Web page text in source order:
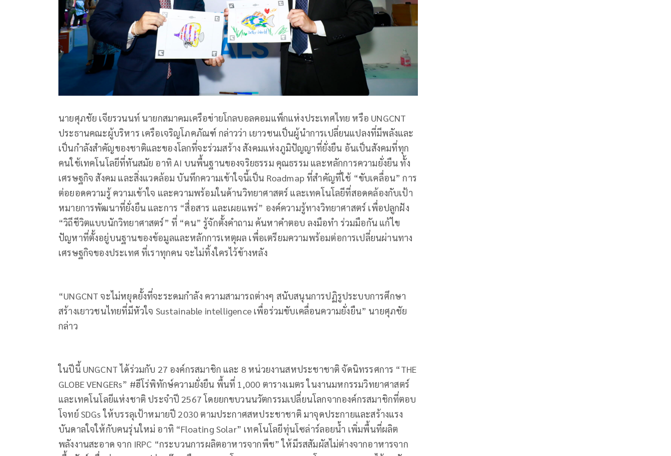
นายศุภชัย เจียรวนนท์ นายกสมาคมเครือข่ายโกลบอลคอมแพ็กแห่งประเทศไทย หรือ UNGCNT
ประธานคณะผู้บริหาร เครือเจริญโภคภัณฑ์ กล่าวว่า เยาวชนเป็นผู้นำการเปลี่ยนแปลงที่มีพลังและ
เป็นกำลังสำคัญของชาติและของโลกที่จะร่วมสร้าง สังคมแห่งภูมิปัญญาที่ยั่งยืน อันเป็นสังคมที่ทุก
คนใช้เทคโนโลยีที่ทันสมัย อาทิ AI บนพื้นฐานของจริยธรรม คุณธรรม และหลักการความยั่งยืน ทั้ง
เศรษฐกิจ สังคม และสิ่งแวดล้อม บันทึกความเข้าใจนี้เป็น Roadmap ที่สำคัญที่ใช้ “ขับเคลื่อน” การ
ต่อยอดความรู้ ความเข้าใจ และความพร้อมในด้านวิทยาศาสตร์ และเทคโนโลยีที่สอดคล้องกับเป้า
หมายการพัฒนาที่ยั่งยืน และการ “สื่อสาร และเผยแพร่” องค์ความรู้ทางวิทยาศาสตร์ เพื่อปลูกฝัง
“วิถีชีวิตแบบนักวิทยาศาสตร์” ที่ “คน” รู้จักตั้งคำถาม ค้นหาคำตอบ ลงมือทำ ร่วมมือกัน แก้ไข
ปัญหาที่ตั้งอยู่บนฐานของข้อมูลและหลักการเหตุผล เพื่อเตรียมความพร้อมต่อการเปลี่ยนผ่านทาง
เศรษฐกิจของประเทศ ที่เราทุกคน จะไม่ทิ้งใครไว้ข้างหลัง
“UNGCNT จะไม่หยุดยั้งที่จะระดมกำลัง ความสามารถต่างๆ สนับสนุนการปฏิรูประบบการศึกษา
สร้างเยาวชนไทยที่มีหัวใจ Sustainable intelligence เพื่อร่วมขับเคลื่อนความยั่งยืน” นายศุภชัย
กล่าว
ในปีนี้ UNGCNT ได้ร่วมกับ 27 องค์กรสมาชิก และ 8 หน่วยงานสหประชาชาติ จัดนิทรรศการ “THE
GLOBE VENGERs” #ฮีโร่พิทักษ์ความยั่งยืน พื้นที่ 1,000 ตารางเมตร ในงานมหกรรมวิทยาศาสตร์
และเทคโนโลยีแห่งชาติ ประจำปี 2567 โดยยกขบวนนวัตกรรมเปลี่ยนโลกจากองค์กรสมาชิกที่ตอบ
โจทย์ SDGs ให้บรรลุเป้าหมายปี 2030 ตามประกาศสหประชาชาติ มาจุดประกายและสร้างแรง
บันดาลใจให้กับคนรุ่นใหม่ อาทิ “Floating Solar” เทคโนโลยีทุ่นโซล่าร์ลอยน้ำ เพิ่มพื้นที่ผลิต
พลังงานสะอาด จาก IRPC “กระบวนการผลิตอาหารจากพืช” ให้มีรสสัมผัสไม่ต่างจากอาหารจาก